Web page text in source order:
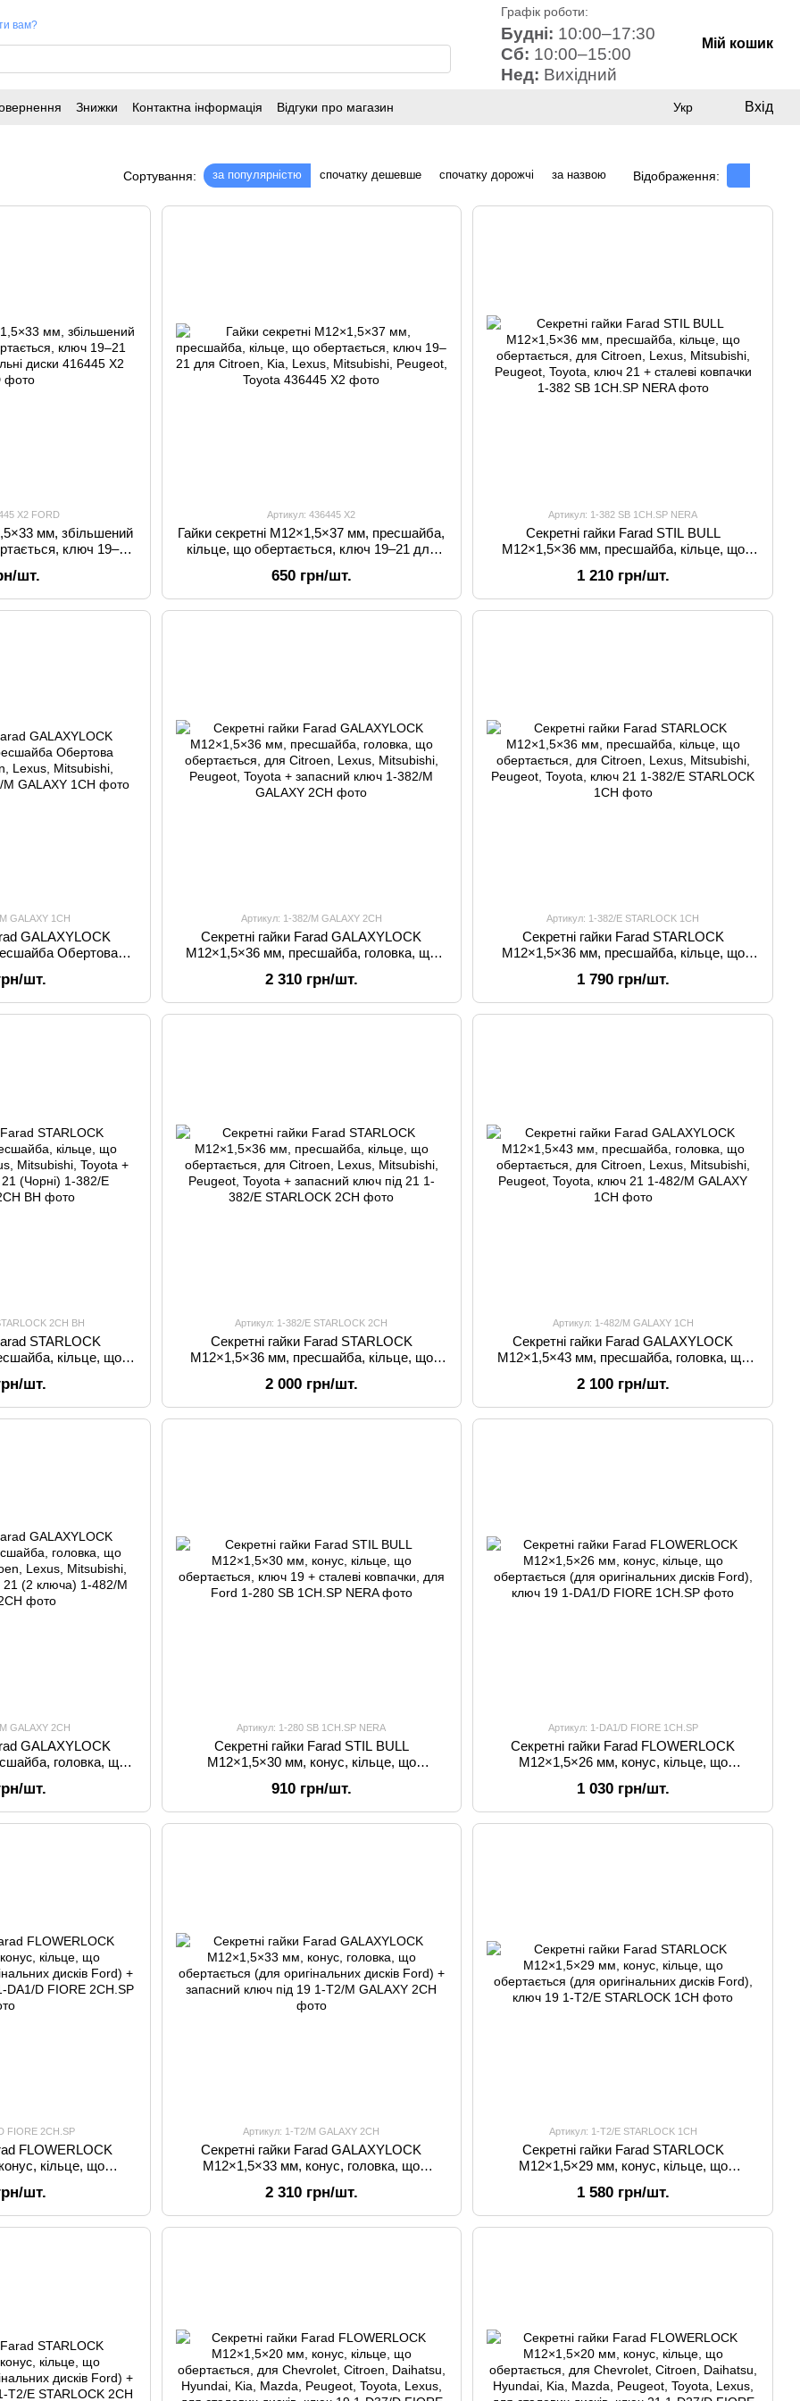
вам?
Графік роботи:
Будні: 10:00–17:30
Сб: 10:00–15:00
Нед: Вихідний
Мій кошик
Знижки Контактна інформація Відгуки про магазин Укр Вхід
Сортування: за популярністю спочатку дешевше спочатку дорожчі за назвою Відображення:
X2 FORD
мм, збільшений
ключ 19–21
шт.
Артикул: 436445 X2
Гайки секретні M12×1,5×37 мм, пресшайба,
кільце, що обертається, ключ 19–21 для
Toyota
650 грн/шт.
Артикул: 1-382 SB 1CH.SP NERA
Секретні гайки Farad STIL BULL
M12×1,5×36 мм, пресшайба, кільце, що
Peugeot, Toyota, ключ 21 + сталеві ковпачки
1 210 грн/шт.
GALAXY 1CH
GALAXYLOCK
Обертова
Toyota
шт.
Артикул: 1-382/M GALAXY 2CH
Секретні гайки Farad GALAXYLOCK
M12×1,5×36 мм, пресшайба, головка, що
Peugeot, Toyota + запасний ключ
2 310 грн/шт.
Артикул: 1-382/E STARLOCK 1CH
Секретні гайки Farad STARLOCK
M12×1,5×36 мм, пресшайба, кільце, що
Peugeot, Toyota, ключ 21
1 790 грн/шт.
2CH BH
STARLOCK
кільце, що
21 (Чорні)
шт.
Артикул: 1-382/E STARLOCK 2CH
Секретні гайки Farad STARLOCK
M12×1,5×36 мм, пресшайба, кільце, що
Peugeot, Toyota + запасний ключ під 21
2 000 грн/шт.
Артикул: 1-482/M GALAXY 1CH
Секретні гайки Farad GALAXYLOCK
M12×1,5×43 мм, пресшайба, головка, що
Peugeot, Toyota, ключ 21
2 100 грн/шт.
GALAXY 2CH
GALAXYLOCK
головка, що
21 (2 ключа)
шт.
Артикул: 1-280 SB 1CH.SP NERA
Секретні гайки Farad STIL BULL
M12×1,5×30 мм, конус, кільце, що
для Ford
910 грн/шт.
Артикул: 1-DA1/D FIORE 1CH.SP
Секретні гайки Farad FLOWERLOCK
M12×1,5×26 мм, конус, кільце, що
Ford), ключ 19
1 030 грн/шт.
FIORE 2CH.SP
FLOWERLOCK
кільце, що
під 19
шт.
Артикул: 1-T2/M GALAXY 2CH
Секретні гайки Farad GALAXYLOCK
M12×1,5×33 мм, конус, головка, що
+ запасний ключ під 19
2 310 грн/шт.
Артикул: 1-T2/E STARLOCK 1CH
Секретні гайки Farad STARLOCK
M12×1,5×29 мм, конус, кільце, що
Ford), ключ 19
1 580 грн/шт.